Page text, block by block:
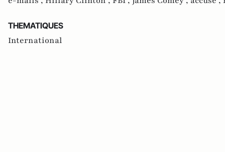
THEMATIQUES
International